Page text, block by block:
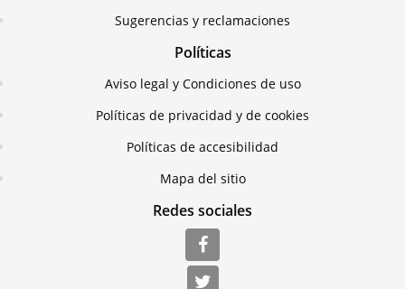
Sugerencias y reclamaciones
Políticas
Aviso legal y Condiciones de uso
Políticas de privacidad y de cookies
Políticas de accesibilidad
Mapa del sitio
Redes sociales